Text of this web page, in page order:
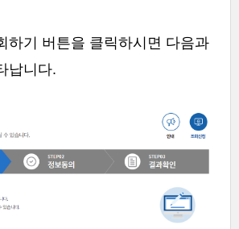
하기 버튼을 클릭하시면 다음과
납니다.